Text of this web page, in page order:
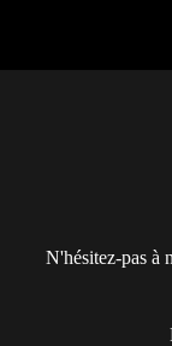
N'hésitez-pas à